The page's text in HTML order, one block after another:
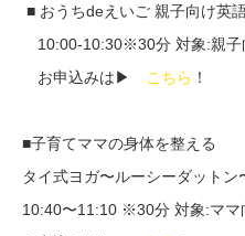
■ おうちdeえいご 親子向け英
10:00-10:30※30分 対象:親子
お申込みは▶
こちら ！
■子育てママの身体を整える
タイ式ヨガ〜ルーシーダットン
10:40〜11:10 ※30分 対象:ママ